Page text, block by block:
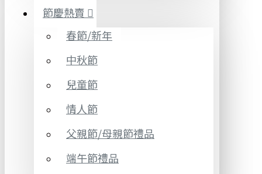
節慶熱賣
春節/新年
中秋節
兒童節
情人節
父親節/母親節禮品
端午節禮品